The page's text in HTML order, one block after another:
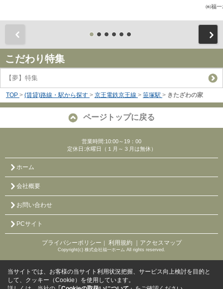
㈱福一
こだわり特集
【夢】特集
TOP > (賃貸)路線・駅から探す > 京王電鉄京王線 > 笹塚駅 > きたざわの家
ページトップに戻る
営業時間:10:00～19：00
定休日:水曜日（１月～３月は無休）
ホーム
会社概要
お問い合わせ
PCサイト
プライバシーポリシー ｜ 利用規約 ｜アクセスマップ
Copyright(c) 株式会社福一ホーム All rights reserved.
当サイトでは、お客様の当サイト利用状況把握、サービス向上検討を目的と
して、クッキー（Cookie）を使用しています。